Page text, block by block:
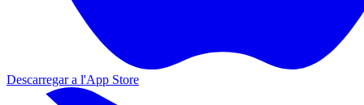
Descarregar a l'App Store